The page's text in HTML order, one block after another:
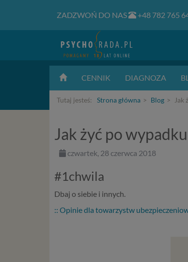
ZADZWOŃ DO NAS +48 782 765
CENNIK DIAGNOZA
Tutaj jesteś: Strona główna Blog Jak
Jak żyć po
czwartek, 28 czerwca 2018
#1chwila
Dbaj o siebie i innych.
:: Opinie dla towarzystw